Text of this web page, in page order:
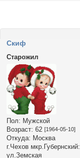
Cкиф
Старожил
Пол: Мужской
Возраст: 62 [1964-05-10]
Откуда: Москва
г.Чехов мкр.Губернский:
ул.Земская